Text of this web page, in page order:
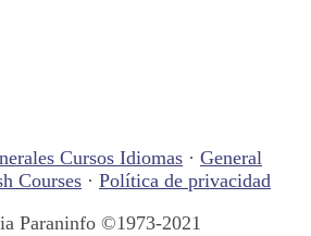
Cursos Idiomas · General
Courses · Política de privacidad
Paraninfo ©1973-2021